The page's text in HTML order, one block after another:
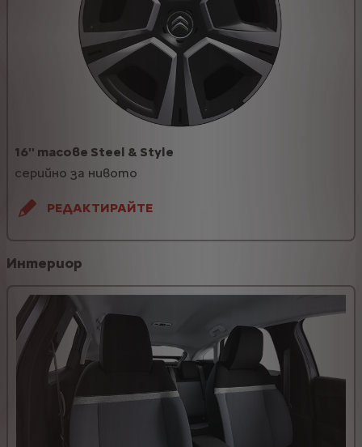
16'' тасове Steel & Style
серийно за нивото
РЕДАКТИРАЙТЕ
Интериор